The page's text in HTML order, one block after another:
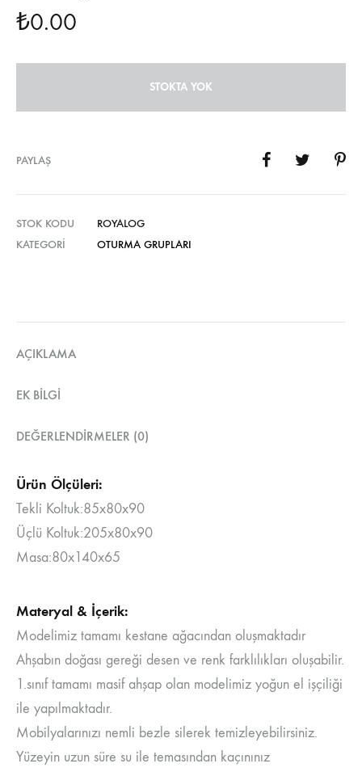
₺0.00
STOKTA YOK
PAYLAŞ
STOK KODU
ROYALOG
KATEGORI
OTURMA GRUPLARI
AÇIKLAMA
EK BILGI
DEĞERLENDIRMELER (0)
Ürün Ölçüleri:
Tekli Koltuk:85x80x90
Üçlü Koltuk:205x80x90
Masa:80x140x65
Materyal & İçerik:
Modelimiz tamamı kestane ağacından oluşmaktadır
Ahşabın doğası gereği desen ve renk farklılıkları oluşabilir.
1.sınıf tamamı masif ahşap olan modelimiz yoğun el işçiliği
ile yapılmaktadır.
Mobilyalarınızı nemli bezle silerek temizleyebilirsiniz.
Yüzeyin uzun süre su ile temasından kaçınınız